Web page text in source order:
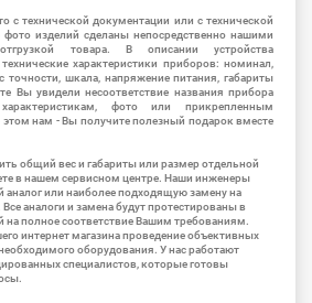
с технической документации или с технической
изделий сделаны непосредственно нашими
товара. В описании устройства
характеристики приборов: номинал,
точности, шкала, напряжение питания, габариты
Вы увидели несоответствие названия прибора
фото или прикрепленным
нам - Вы получите полезный подарок вместе
общий вес и габариты или размер отдельной
в нашем сервисном центре. Наши инженеры
или наиболее подходящую замену на
аналоги и замена будут протестированы в
на полное соответствие Вашим требованиям.
интернет магазина проведение объективных
оборудования. У нас работают
специалистов, которые готовы